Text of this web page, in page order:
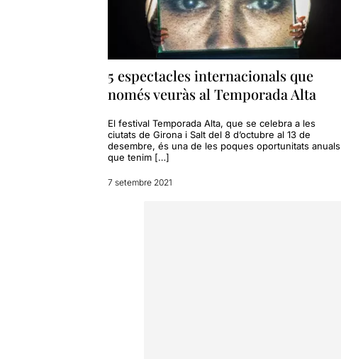
5 espectacles internacionals que
només veuràs al Temporada Alta
El festival Temporada Alta, que se celebra a les
ciutats de Girona i Salt del 8 d’octubre al 13 de
desembre, és una de les poques oportunitats anuals
que tenim […]
7 setembre 2021